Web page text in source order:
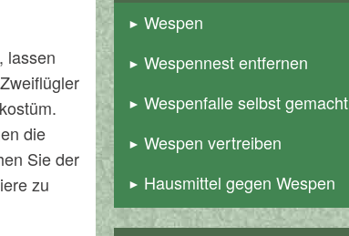
lassen
die
Sie der
zu
Wespen
Wespennest entfernen
Wespenfalle selbst gemacht
Wespen vertreiben
Hausmittel gegen Wespen